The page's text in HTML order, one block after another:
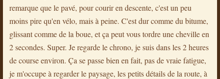
remarque que le pavé, pour courir en descente, c'est un peu
moins pire qu'en vélo, mais à peine. C'est dur comme du bitume,
glissant comme de la boue, et ça peut vous tordre une cheville en
2 secondes. Super. Je regarde le chrono, je suis dans les 2 heures
de course environ. Ça se passe bien en fait, pas de vraie fatigue,
je m'occupe à regarder le paysage, les petits détails de la route, à